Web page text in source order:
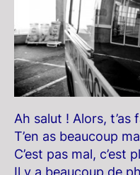
Ah salut ! Alors, t’as
T’en as beaucoup
C’est pas mal, c’est
Il y a beaucoup de